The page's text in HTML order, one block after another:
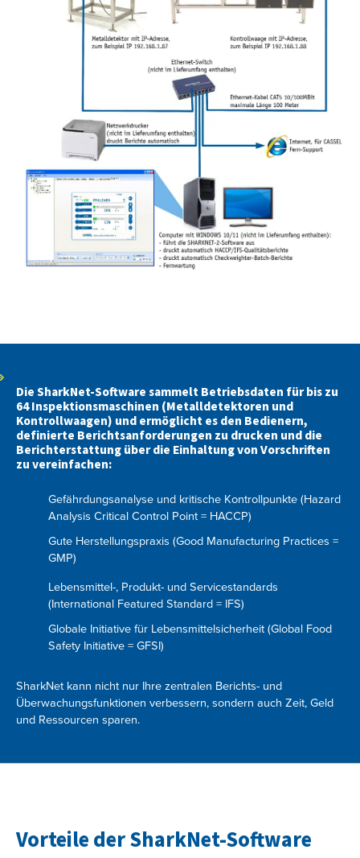
Die SharkNet-Software sammelt Betriebsdaten für bis zu
64 Inspektionsmaschinen (Metalldetektoren und
Kontrollwaagen) und ermöglicht es den Bedienern,
definierte Berichtsanforderungen zu drucken und die
Berichterstattung über die Einhaltung von Vorschriften
zu vereinfachen:
Gefährdungsanalyse und kritische Kontrollpunkte (Hazard
Analysis Critical Control Point = HACCP)
Gute Herstellungspraxis (Good Manufacturing Practices =
GMP)
Lebensmittel-, Produkt- und Servicestandards
(International Featured Standard = IFS)
Globale Initiative für Lebensmittelsicherheit (Global Food
Safety Initiative = GFSI)
SharkNet kann nicht nur Ihre zentralen Berichts- und
Überwachungsfunktionen verbessern, sondern auch Zeit, Geld
und Ressourcen sparen.
Vorteile der SharkNet-Software